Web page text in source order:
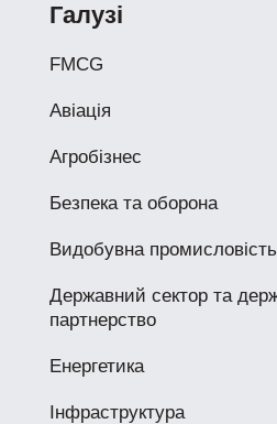
Галузі
FMCG
Авіація
Агробізнес
Безпека та оборона
Видобувна промисловість
Державний сектор та
партнерство
Енергетика
Інфраструктура